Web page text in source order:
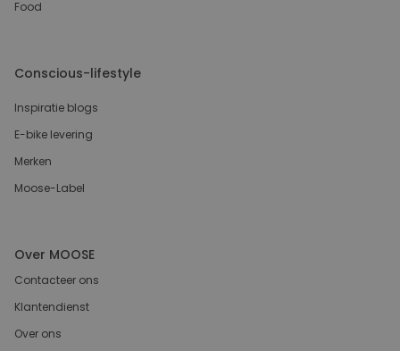
Food
Conscious-lifestyle
Inspiratie blogs
E-bike levering
Merken
Moose-Label
Over MOOSE
Contacteer ons
Klantendienst
Over ons